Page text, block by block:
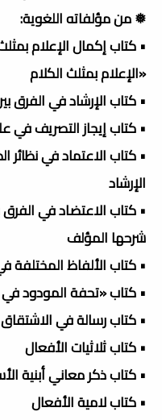
❅ من مؤلفاته اللغوية:
• كتاب إكمال الإعلام
«الإعلام بمثلث الكلام
• كتاب الإرشاد في الفرق
• كتاب إيجاز التصريف في
• كتاب الاعتماد في
الإرشاد
• كتاب الاعتضاد في
شرحها المؤلف
• كتاب الألفاظ المختلفة
• كتاب «تحفة المودود
• كتاب رسالة في الاشتقاق
• كتاب ثلاثيات الأفعال
• كتاب ذكر معاني أبنية
• كتاب لامية الأفعال